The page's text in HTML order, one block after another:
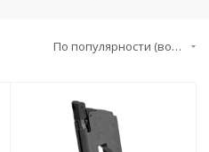
По популярности (возрастание)